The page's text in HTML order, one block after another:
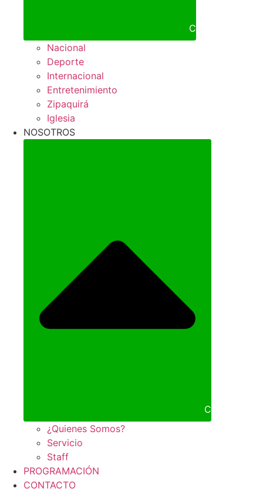
Cerrar
Nacional
Deporte
Internacional
Entretenimiento
Zipaquirá
Iglesia
NOSOTROS
Cerrar
¿Quienes Somos?
Servicio
Staff
PROGRAMACIÓN
CONTACTO